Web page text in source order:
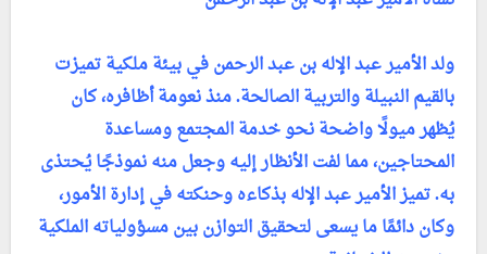
ولد الأمير عبد الإله بن عبد الرحمن في بيئة ملكية تميزت
بالقيم النبيلة والتربية الصالحة. منذ نعومة أظافره، كان
يُظهر ميولًا واضحة نحو خدمة المجتمع ومساعدة
المحتاجين، مما لفت الأنظار إليه وجعل منه نموذجًا يُحتذى
به. تميز الأمير عبد الإله بذكاءه وحنكته في إدارة الأمور،
وكان دائمًا ما يسعى لتحقيق التوازن بين مسؤولياته الملكية